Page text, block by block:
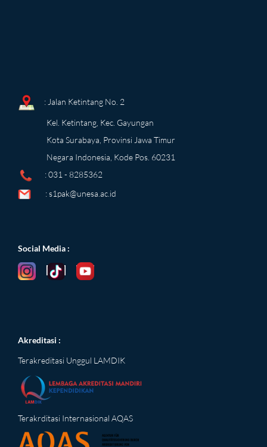
: Jalan Ketintang No. 2
Kel. Ketintang, Kec. Gayungan
Kota Surabaya, Provinsi Jawa Timur
Negara Indonesia, Kode Pos. 60231
: 031 - 8285362
:s1pak@unesa.ac.id
Social Media :
Akreditasi :
Terakreditasi Unggul LAMDIK
Terakrditasi Internasional AQAS